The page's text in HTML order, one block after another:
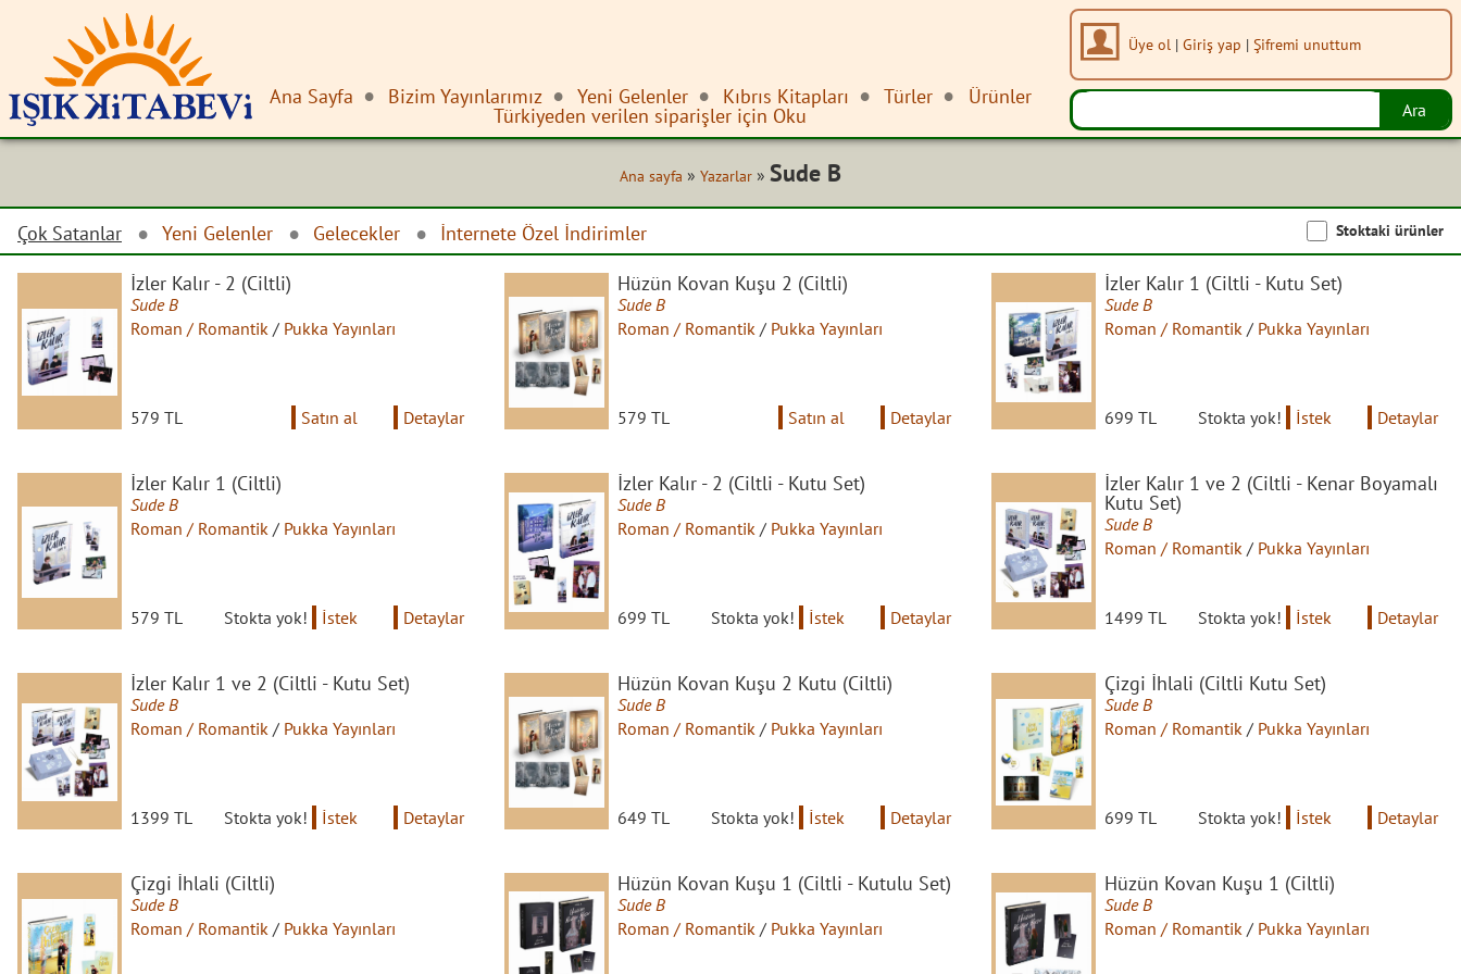
Ana Sayfa Bizim Yayınlarımız Yeni Gelenler Kıbrıs Kitapları Türler Ürünler
Türkiyeden verilen siparişler için Oku
Üye ol | Giriş yap | Şifremi unuttum
Ana sayfa » Yazarlar » Sude B
Çok Satanlar Yeni Gelenler Gelecekler İnternete Özel İndirimler Stoktaki ürünler
İzler Kalır - 2 (Ciltli)
Sude B
Roman / Romantik / Pukka Yayınları
579 TL Satın al Detaylar
Hüzün Kovan Kuşu 2 (Ciltli)
Sude B
Roman / Romantik / Pukka Yayınları
579 TL Satın al Detaylar
İzler Kalır 1 (Ciltli - Kutu Set)
Sude B
Roman / Romantik / Pukka Yayınları
699 TL Stokta yok! İstek Detaylar
İzler Kalır 1 (Ciltli)
Sude B
Roman / Romantik / Pukka Yayınları
579 TL Stokta yok! İstek Detaylar
İzler Kalır - 2 (Ciltli - Kutu Set)
Sude B
Roman / Romantik / Pukka Yayınları
699 TL Stokta yok! İstek Detaylar
İzler Kalır 1 ve 2 (Ciltli - Kenar Boyamalı
Kutu Set)
Sude B
Roman / Romantik / Pukka Yayınları
1499 TL Stokta yok! İstek Detaylar
İzler Kalır 1 ve 2 (Ciltli - Kutu Set)
Sude B
Roman / Romantik / Pukka Yayınları
1399 TL Stokta yok! İstek Detaylar
Hüzün Kovan Kuşu 2 Kutu (Ciltli)
Sude B
Roman / Romantik / Pukka Yayınları
649 TL Stokta yok! İstek Detaylar
Çizgi İhlali (Ciltli Kutu Set)
Sude B
Roman / Romantik / Pukka Yayınları
699 TL Stokta yok! İstek Detaylar
Çizgi İhlali (Ciltli)
Sude B
Roman / Romantik / Pukka Yayınları
Hüzün Kovan Kuşu 1 (Ciltli - Kutulu Set)
Sude B
Roman / Romantik / Pukka Yayınları
Hüzün Kovan Kuşu 1 (Ciltli)
Sude B
Roman / Romantik / Pukka Yayınları